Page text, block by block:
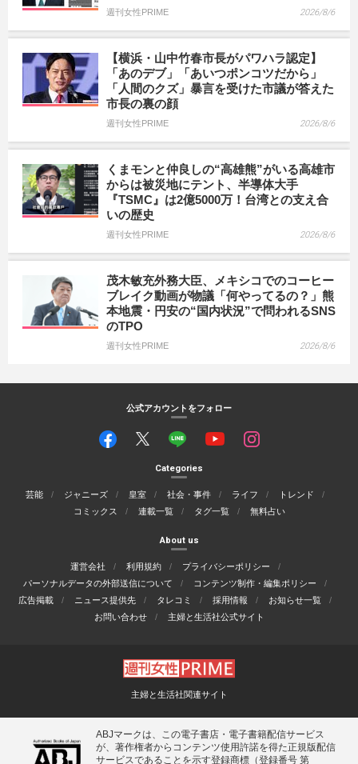
週刊女性PRIME 2026/8/6
【横浜・山中竹春市長がパワハラ認定】
「あのデブ」「あいつポンコツだから」
「人間のクズ」暴言を受けた市議が答えた
市長の裏の顔
週刊女性PRIME 2026/8/6
くまモンと仲良しの“高雄熊”がいる高雄市
からは被災地にテント、半導体大手
『TSMC』は2億5000万！台湾との支え合
いの歴史
週刊女性PRIME 2026/8/6
茂木敏充外務大臣、メキシコでのコーヒー
ブレイク動画が物議「何やってるの？」熊
本地震・円安の“国内状況”で問われるSNS
のTPO
週刊女性PRIME 2026/8/6
公式アカウントをフォロー
Categories
芸能 ジャニーズ 皇室 社会・事件 ライフ
トレンド
コミックス
連載一覧 タグ一覧 無料占い
About us
運営会社 利用規約
プライバシーポリシー
パーソナルデータの外部送信について
コンテンツ制作・編集ポリシー
広告掲載
ニュース提供先 タレコミ 採用情報
お知らせ一覧
お問い合わせ
主婦と生活社公式サイト
主婦と生活社関連サイト
ABJマークは、この電子書店・電子書籍配信サービス
が、著作権者からコンテンツ使用許諾を得た正規版配信
サービスであることを示す登録商標（登録番号 第